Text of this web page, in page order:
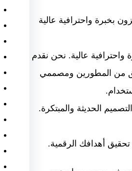
بخبرة واحترافية عالية
عالية. نحن نقدم
من المطورين ومصممي
الحديثة والمبتكرة.
أهدافك الرقمية.